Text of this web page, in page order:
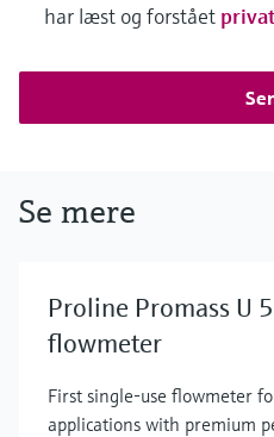
har læst og forstået
Se mere
Proline Promass U
flowmeter
First single-use flowmeter
applications with premium